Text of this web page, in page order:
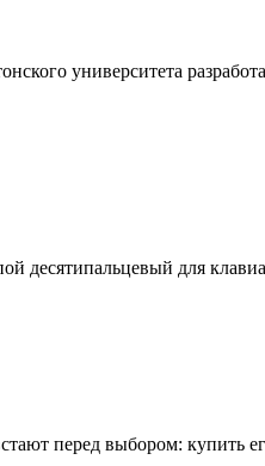
университета
десятипальцевый для
перед выбором: купить